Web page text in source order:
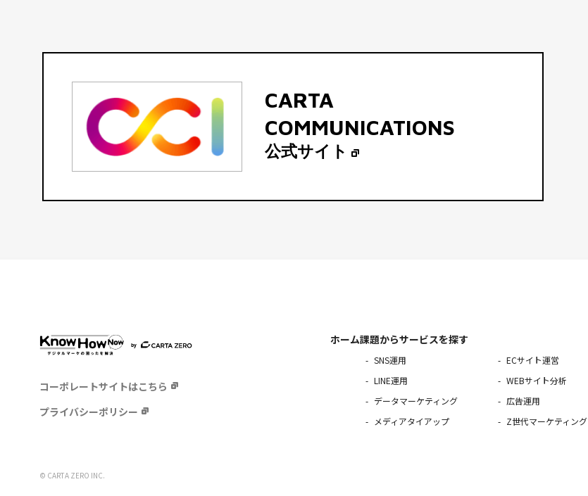
CARTA
COMMUNICATIONS
公式サイト
ホーム課題からサービスを探す
SNS運用
ECサイト運営
LINE運用
WEBサイト分析
データマーケティング
広告運用
メディアタイアップ
Z世代マーケティング
コーポレートサイトはこちら
プライバシーポリシー
© CARTA ZERO INC.